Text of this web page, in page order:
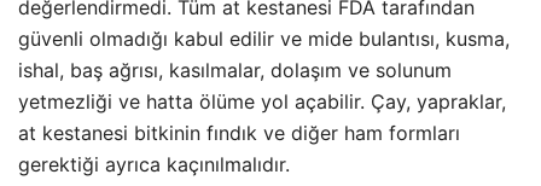
değerlendirmedi. Tüm at kestanesi FDA tarafından
güvenli olmadığı kabul edilir ve mide bulantısı, kusma,
ishal, baş ağrısı, kasılmalar, dolaşım ve solunum
yetmezliği ve hatta ölüme yol açabilir. Çay, yapraklar,
at kestanesi bitkinin fındık ve diğer ham formları
gerektiği ayrıca kaçınılmalıdır.